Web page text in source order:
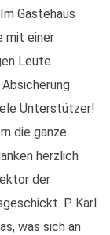
Gästehaus
mit einer
Leute
Unterstützer!
die ganze
herzlich
der
P. Karl
was sich an